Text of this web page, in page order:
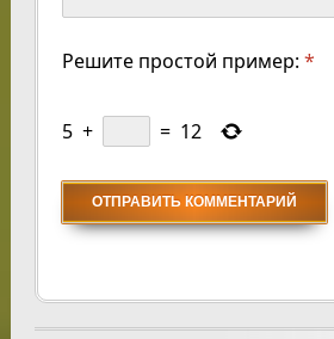
Решите простой пример: *
5 + = 12